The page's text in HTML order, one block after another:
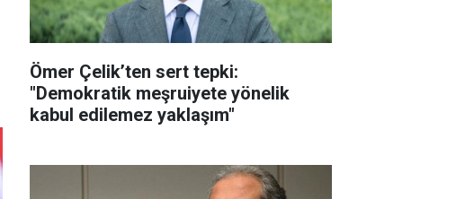
Ömer Çelik’ten sert tepki:
"Demokratik meşruiyete yönelik
kabul edilemez yaklaşım"